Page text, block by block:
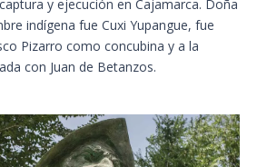
y ejecución en Cajamarca. Doña
indígena fue Cuxi Yupangue, fue
Pizarro como concubina y a la
con Juan de Betanzos.